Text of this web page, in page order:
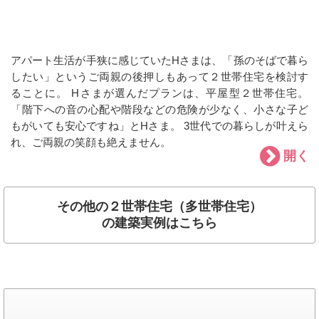
アパート生活が手狭に感じていたHさまは、「孫のそばで暮ら
したい」というご両親の後押しもあって２世帯住宅を検討す
ることに。 Hさまが選んだプランは、平屋型２世帯住宅。
「階下への音の心配や階段などの危険が少なく、小さな子ど
もがいても安心ですね」とHさま。 3世代での暮らしが叶えら
れ、ご両親の笑顔も絶えません。
開く
その他の２世帯住宅（多世帯住宅）
の建築実例はこちら